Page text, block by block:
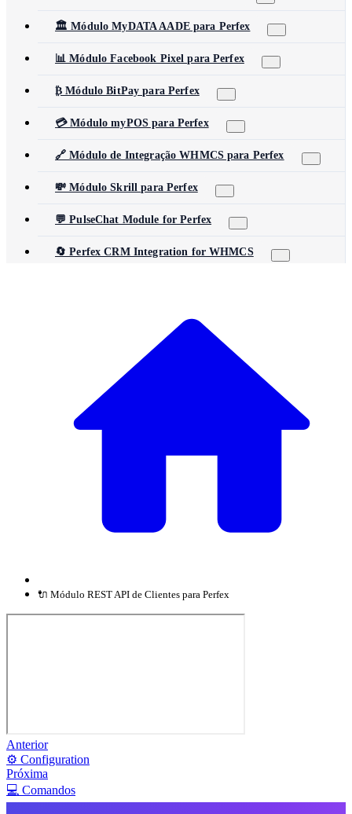
🏛️ Módulo MyDATA AADE para Perfex
📊 Módulo Facebook Pixel para Perfex
₿ Módulo BitPay para Perfex
💳 Módulo myPOS para Perfex
🔗 Módulo de Integração WHMCS para Perfex
💸 Módulo Skrill para Perfex
💬 PulseChat Module for Perfex
🔄 Perfex CRM Integration for WHMCS
🔌 Módulo REST API de Clientes para Perfex
Anterior
⚙️ Configuration
Próxima
💻 Comandos